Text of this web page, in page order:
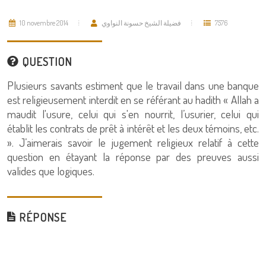
10 novembre 2014 فضيلة الشيخ حسونة النواوي 7576
QUESTION
Plusieurs savants estiment que le travail dans une banque
est religieusement interdit en se référant au hadith « Allah a
maudit l'usure, celui qui s'en nourrit, l’usurier, celui qui
établit les contrats de prêt à intérêt et les deux témoins, etc.
». J’aimerais savoir le jugement religieux relatif à cette
question en étayant la réponse par des preuves aussi
valides que logiques.
RÉPONSE